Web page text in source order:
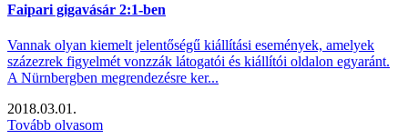
Faipari gigavásár 2:1-ben
Vannak olyan kiemelt jelentőségű kiállítási események, amelyek
százezrek figyelmét vonzzák látogatói és kiállítói oldalon egyaránt.
A Nürnbergben megrendezésre ker...
2018.03.01.
Tovább olvasom